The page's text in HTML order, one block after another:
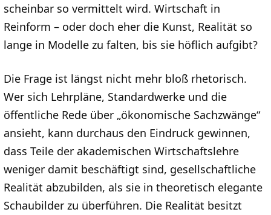
scheinbar so vermittelt wird. Wirtschaft in
Reinform – oder doch eher die Kunst, Realität so
lange in Modelle zu falten, bis sie höflich aufgibt?
Die Frage ist längst nicht mehr bloß rhetorisch.
Wer sich Lehrpläne, Standardwerke und die
öffentliche Rede über „ökonomische Sachzwänge“
ansieht, kann durchaus den Eindruck gewinnen,
dass Teile der akademischen Wirtschaftslehre
weniger damit beschäftigt sind, gesellschaftliche
Realität abzubilden, als sie in theoretisch elegante
Schaubilder zu überführen. Die Realität besitzt